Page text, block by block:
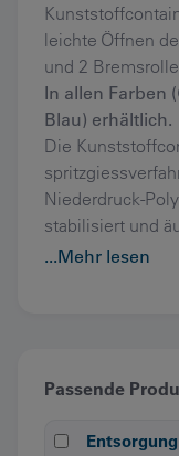
leichte Öffnen
und 2
In allen Farben
Blau) erhältlich.
Die
Niederdruck-
stabilisiert und
...Mehr lesen
Passende